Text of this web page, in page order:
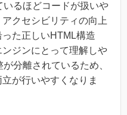
いるほどコードが扱いや
クセシビリティの向上
た正しいHTML構造
ジンにとって理解しや
分離されているため、
が行いやすくなりま